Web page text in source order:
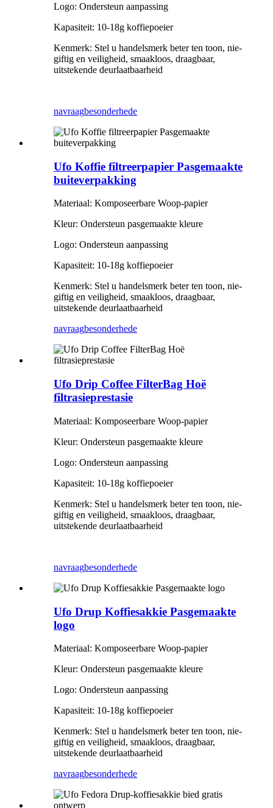
Logo: Ondersteun aanpassing
Kapasiteit: 10-18g koffiepoeier
Kenmerk: Stel u handelsmerk beter ten toon, nie-
giftig en veiligheid, smaakloos, draagbaar,
uitstekende deurlaatbaarheid
navraagbesonderhede
Ufo Koffie filtreerpapier Pasgemaakte
buiteverpakking
Materiaal: Komposeerbare Woop-papier
Kleur: Ondersteun pasgemaakte kleure
Logo: Ondersteun aanpassing
Kapasiteit: 10-18g koffiepoeier
Kenmerk: Stel u handelsmerk beter ten toon, nie-
giftig en veiligheid, smaakloos, draagbaar,
uitstekende deurlaatbaarheid
navraagbesonderhede
Ufo Drip Coffee FilterBag Hoë
filtrasieprestasie
Materiaal: Komposeerbare Woop-papier
Kleur: Ondersteun pasgemaakte kleure
Logo: Ondersteun aanpassing
Kapasiteit: 10-18g koffiepoeier
Kenmerk: Stel u handelsmerk beter ten toon, nie-
giftig en veiligheid, smaakloos, draagbaar,
uitstekende deurlaatbaarheid
navraagbesonderhede
Ufo Drup Koffiesakkie Pasgemaakte
logo
Materiaal: Komposeerbare Woop-papier
Kleur: Ondersteun pasgemaakte kleure
Logo: Ondersteun aanpassing
Kapasiteit: 10-18g koffiepoeier
Kenmerk: Stel u handelsmerk beter ten toon, nie-
giftig en veiligheid, smaakloos, draagbaar,
uitstekende deurlaatbaarheid
navraagbesonderhede